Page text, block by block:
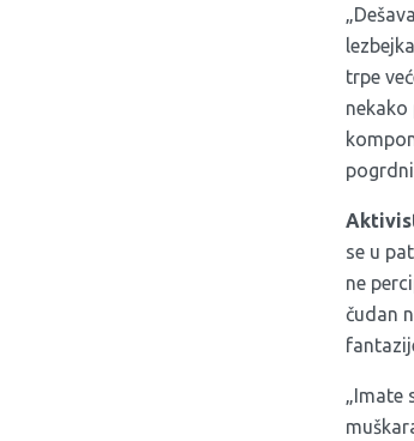
trpe
nekako
se u
ne
čudan
„Imate